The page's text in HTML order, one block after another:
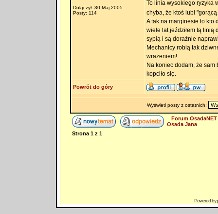
Dołączył: 30 Maj 2005
Posty: 114
To linia wysokiego ryzyka
chyba, że ktoś lubi
A tak na marginesie to kto
wiele lat jeździłem tą linią
sypią i są doraźnie
Mechanicy robią tak
wrażeniem!
Na koniec dodam, że sam
kopciło się.
Powrót do góry
Wyświetl posty z ostatnich:
Forum
Osada Jana
Strona 1z 1
Powered by